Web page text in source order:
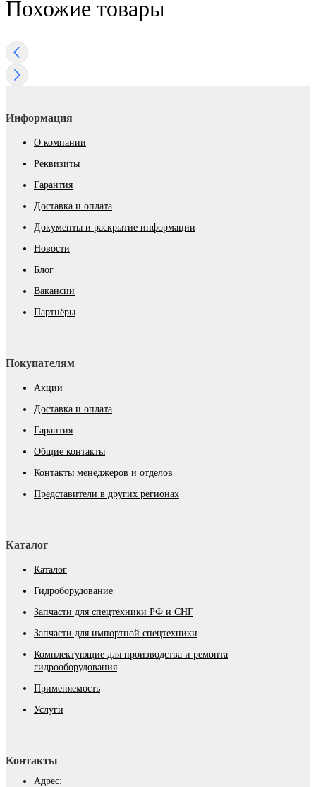
Похожие товары
Информация
О компании
Реквизиты
Гарантия
Доставка и оплата
Документы и раскрытие информации
Новости
Блог
Вакансии
Партнёры
Покупателям
Акции
Доставка и оплата
Гарантия
Общие контакты
Контакты менеджеров и отделов
Представители в других регионах
Каталог
Каталог
Гидроборудование
Запчасти для спецтехники РФ и СНГ
Запчасти для импортной спецтехники
Комплектующие для производства и ремонта
гидрооборудования
Применяемость
Услуги
Контакты
Адрес: